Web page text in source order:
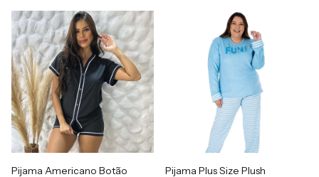
Pijama Americano Botão
Pijama Plus Size Plush